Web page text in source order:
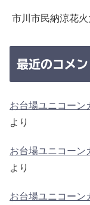
市川市民納涼花火
最近のコメン
お台場ユニコーン
より
お台場ユニコーン
より
お台場ユニコーン